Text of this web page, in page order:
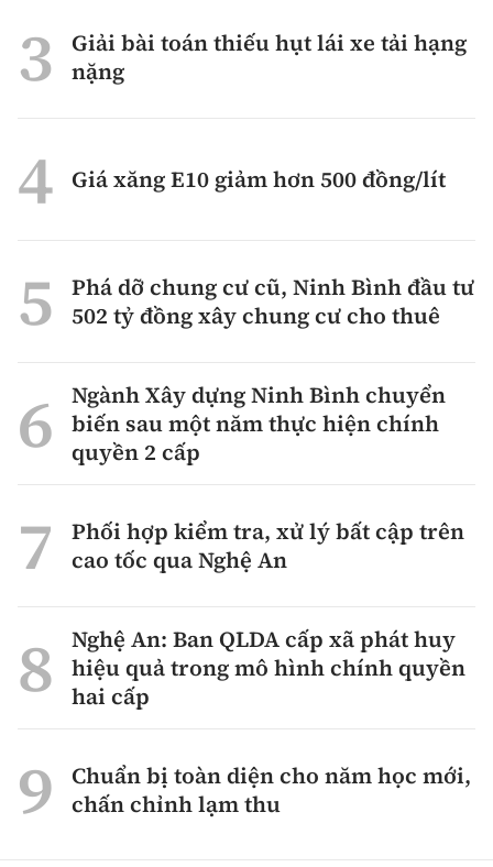
Giải bài toán thiếu hụt lái xe tải hạng
nặng
Giá xăng E10 giảm hơn 500 đồng/lít
Phá dỡ chung cư cũ, Ninh Bình đầu tư
502 tỷ đồng xây chung cư cho thuê
Ngành Xây dựng Ninh Bình chuyển
biến sau một năm thực hiện chính
quyền 2 cấp
Phối hợp kiểm tra, xử lý bất cập trên
cao tốc qua Nghệ An
Nghệ An: Ban QLDA cấp xã phát huy
hiệu quả trong mô hình chính quyền
hai cấp
Chuẩn bị toàn diện cho năm học mới,
chấn chỉnh lạm thu